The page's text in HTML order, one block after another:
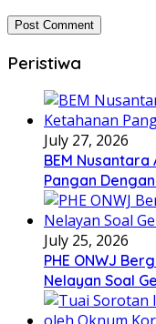
Peristiwa
July 27, 2026
BEM
Pangan
July 25, 2026
PHE ONWJ
Nelayan Soal